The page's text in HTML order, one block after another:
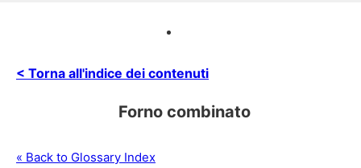
< Torna all'indice dei contenuti
Forno combinato
« Back to Glossary Index